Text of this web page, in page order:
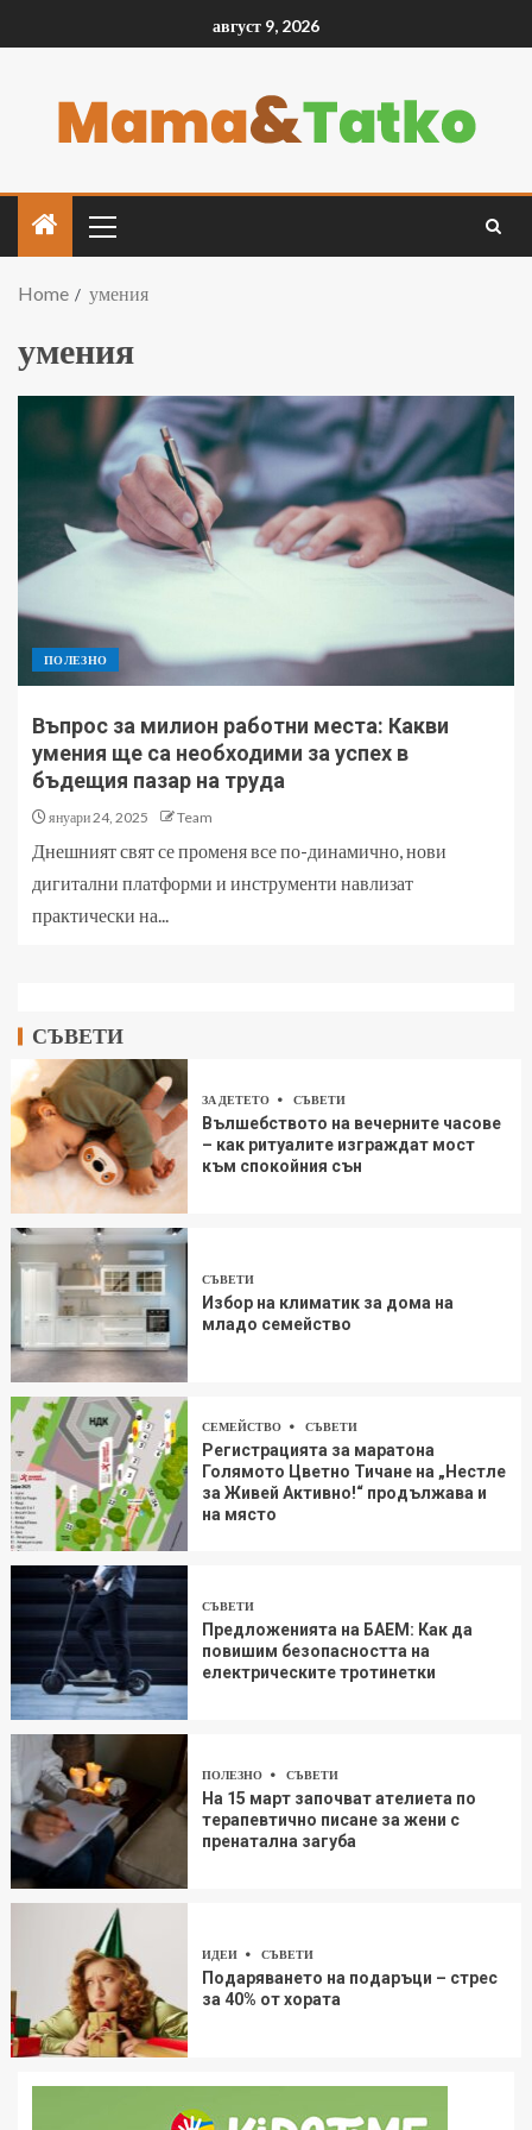
август 9, 2026
Home умения
умения
ПОЛЕЗНО
Въпрос за милион работни места: Какви
умения ще са необходими за успех в
бъдещия пазар на труда
януари 24, 2025 Team
Днешният свят се променя все по-динамично, нови
дигитални платформи и инструменти навлизат
практически на...
СЪВЕТИ
ЗА ДЕТЕТО СЪВЕТИ
Вълшебството на вечерните часове
– как ритуалите изграждат мост
към спокойния сън
СЪВЕТИ
Избор на климатик за дома на
младо семейство
СЕМЕЙСТВО СЪВЕТИ
Регистрацията за маратона
Голямото Цветно Тичане на „Нестле
за Живей Aктивно!“ продължава и
на място
СЪВЕТИ
Предложенията на БАЕМ: Как да
повишим безопасността на
електрическите тротинетки
ПОЛЕЗНО СЪВЕТИ
На 15 март започват ателиета по
терапевтично писане за жени с
пренатална загуба
ИДЕИ СЪВЕТИ
Подаряването на подаръци – стрес
за 40% от хората